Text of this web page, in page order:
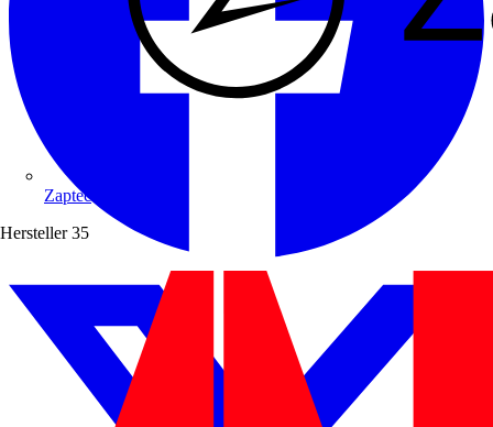
Zaptec
Hersteller 35